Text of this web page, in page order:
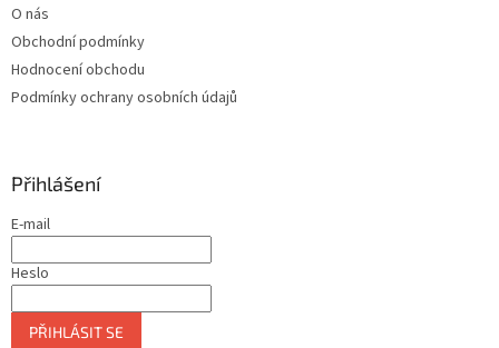
O nás
Obchodní podmínky
Hodnocení obchodu
Podmínky ochrany osobních údajů
Přihlášení
E-mail
Heslo
PŘIHLÁSIT SE